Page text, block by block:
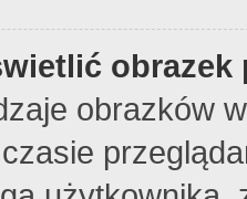
obrazków